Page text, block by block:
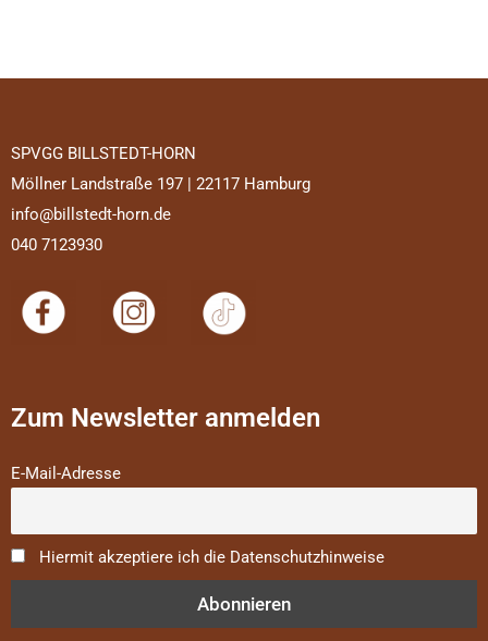
SPVGG BILLSTEDT-HORN
Möllner Landstraße 197 | 22117 Hamburg
info@billstedt-horn.de
040 7123930
Zum Newsletter anmelden
E-Mail-Adresse
Hiermit akzeptiere ich die Datenschutzhinweise